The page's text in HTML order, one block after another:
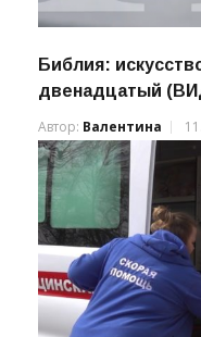
двенадцатый
Автор:
Валентина